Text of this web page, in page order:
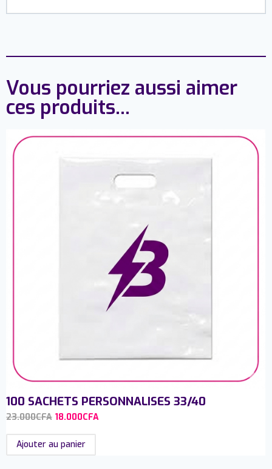
Vous pourriez aussi aimer
ces produits...
100 SACHETS PERSONNALISES 33/40
23.000CFA 18.000CFA
Ajouter au panier